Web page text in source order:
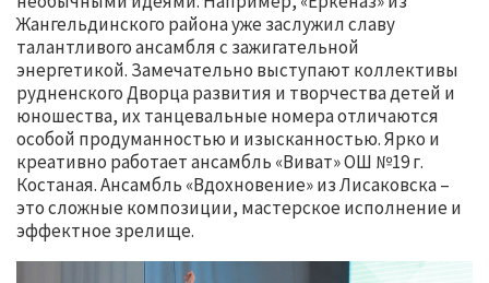
Жангельдинского района уже заслужил славу
талантливого ансамбля с зажигательной
энергетикой. Замечательно выступают коллективы
рудненского Дворца развития и творчества детей и
юношества, их танцевальные номера отличаются
особой продуманностью и изысканностью. Ярко и
креативно работает ансамбль «Виват» ОШ №19 г.
Костаная. Ансамбль «Вдохновение» из Лисаковска –
это сложные композиции, мастерское исполнение и
эффектное зрелище.